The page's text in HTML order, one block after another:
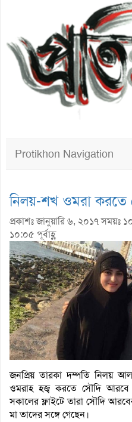
Protikhon Navigation
নিলয়-শখ ওমরা করতে
প্রকাশঃ জানুয়ারি ৬, ২০১৭ সময়ঃ
১০:০৫ পূর্বাহ্ণ
জনপ্রিয় তারকা দম্পতি নিলয়
ওমরাহ হজ্ব করতে সৌদি আরবে
সকালের ফ্লাইটে তারা সৌদি
মা তাদের সঙ্গে গেছেন।